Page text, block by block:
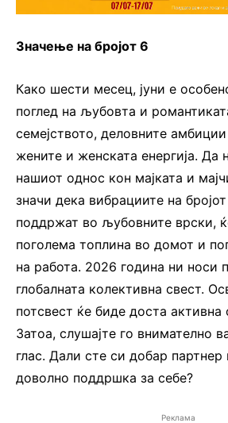
Значење на бројот 6
Како шести месец, јуни е
поглед на љубовта и
семејството, деловните
жените и женската енергија. Да
нашиот однос кон мајката и
значи дека вибрациите на
поддржат во љубовните врски,
поголема топлина во домот и
на работа. 2026 година ни носи
глобалната колективна свест.
потсвест ќе биде доста активна
Затоа, слушајте го внимателно
глас. Дали сте си добар
доволно поддршка за себе?
Реклама